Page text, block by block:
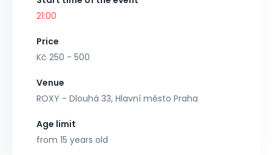
21:00
Price
Kč 250 - 500
Venue
ROXY - Dlouhá 33, Hlavní město Praha
Age limit
from 15 years old